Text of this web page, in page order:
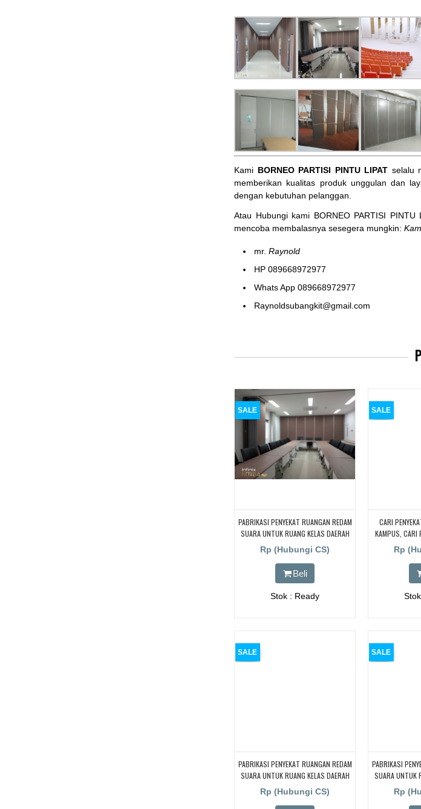
Kami BORNEO PARTISI PINTU LIPAT selalu
memberikan kualitas produk unggulan dan
dengan kebutuhan pelanggan.
Atau Hubungi kami BORNEO PARTISI PINTU
mencoba membalasnya sesegera mungkin:
mr. Raynold
HP 089668972977
Whats App 089668972977
Raynoldsubangkit@gmail.com
SALE
PABRIKASI PENYEKAT RUANGAN REDAM
SUARA UNTUK RUANG KELAS DAERAH
JAKARTA, BANDUNG, DAN BOGOR
Rp (Hubungi CS)
Beli
Stok : Ready
SALE
CARI
KAMPUS, CARI
KELAS
RUNANGAN
Rp
SALE
PABRIKASI PENYEKAT RUANGAN REDAM
SUARA UNTUK RUANG KELAS DAERAH
DJOGJA, SLEMAN, DAN SURABAYA
Rp (Hubungi CS)
SALE
PABRIKASI
SUARA UNTUK
Rp